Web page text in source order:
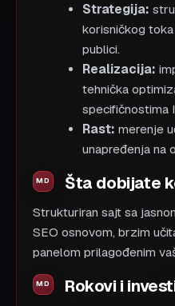
Strategija:
korisničkog
publici.
Realizacija:
tehnička
specifičnostima
Rast: merenje
unapređenja na
Šta dobijate
Strukturiran sajt sa
SEO osnovom, brzim
panelom prilagođenim
Rokovi i